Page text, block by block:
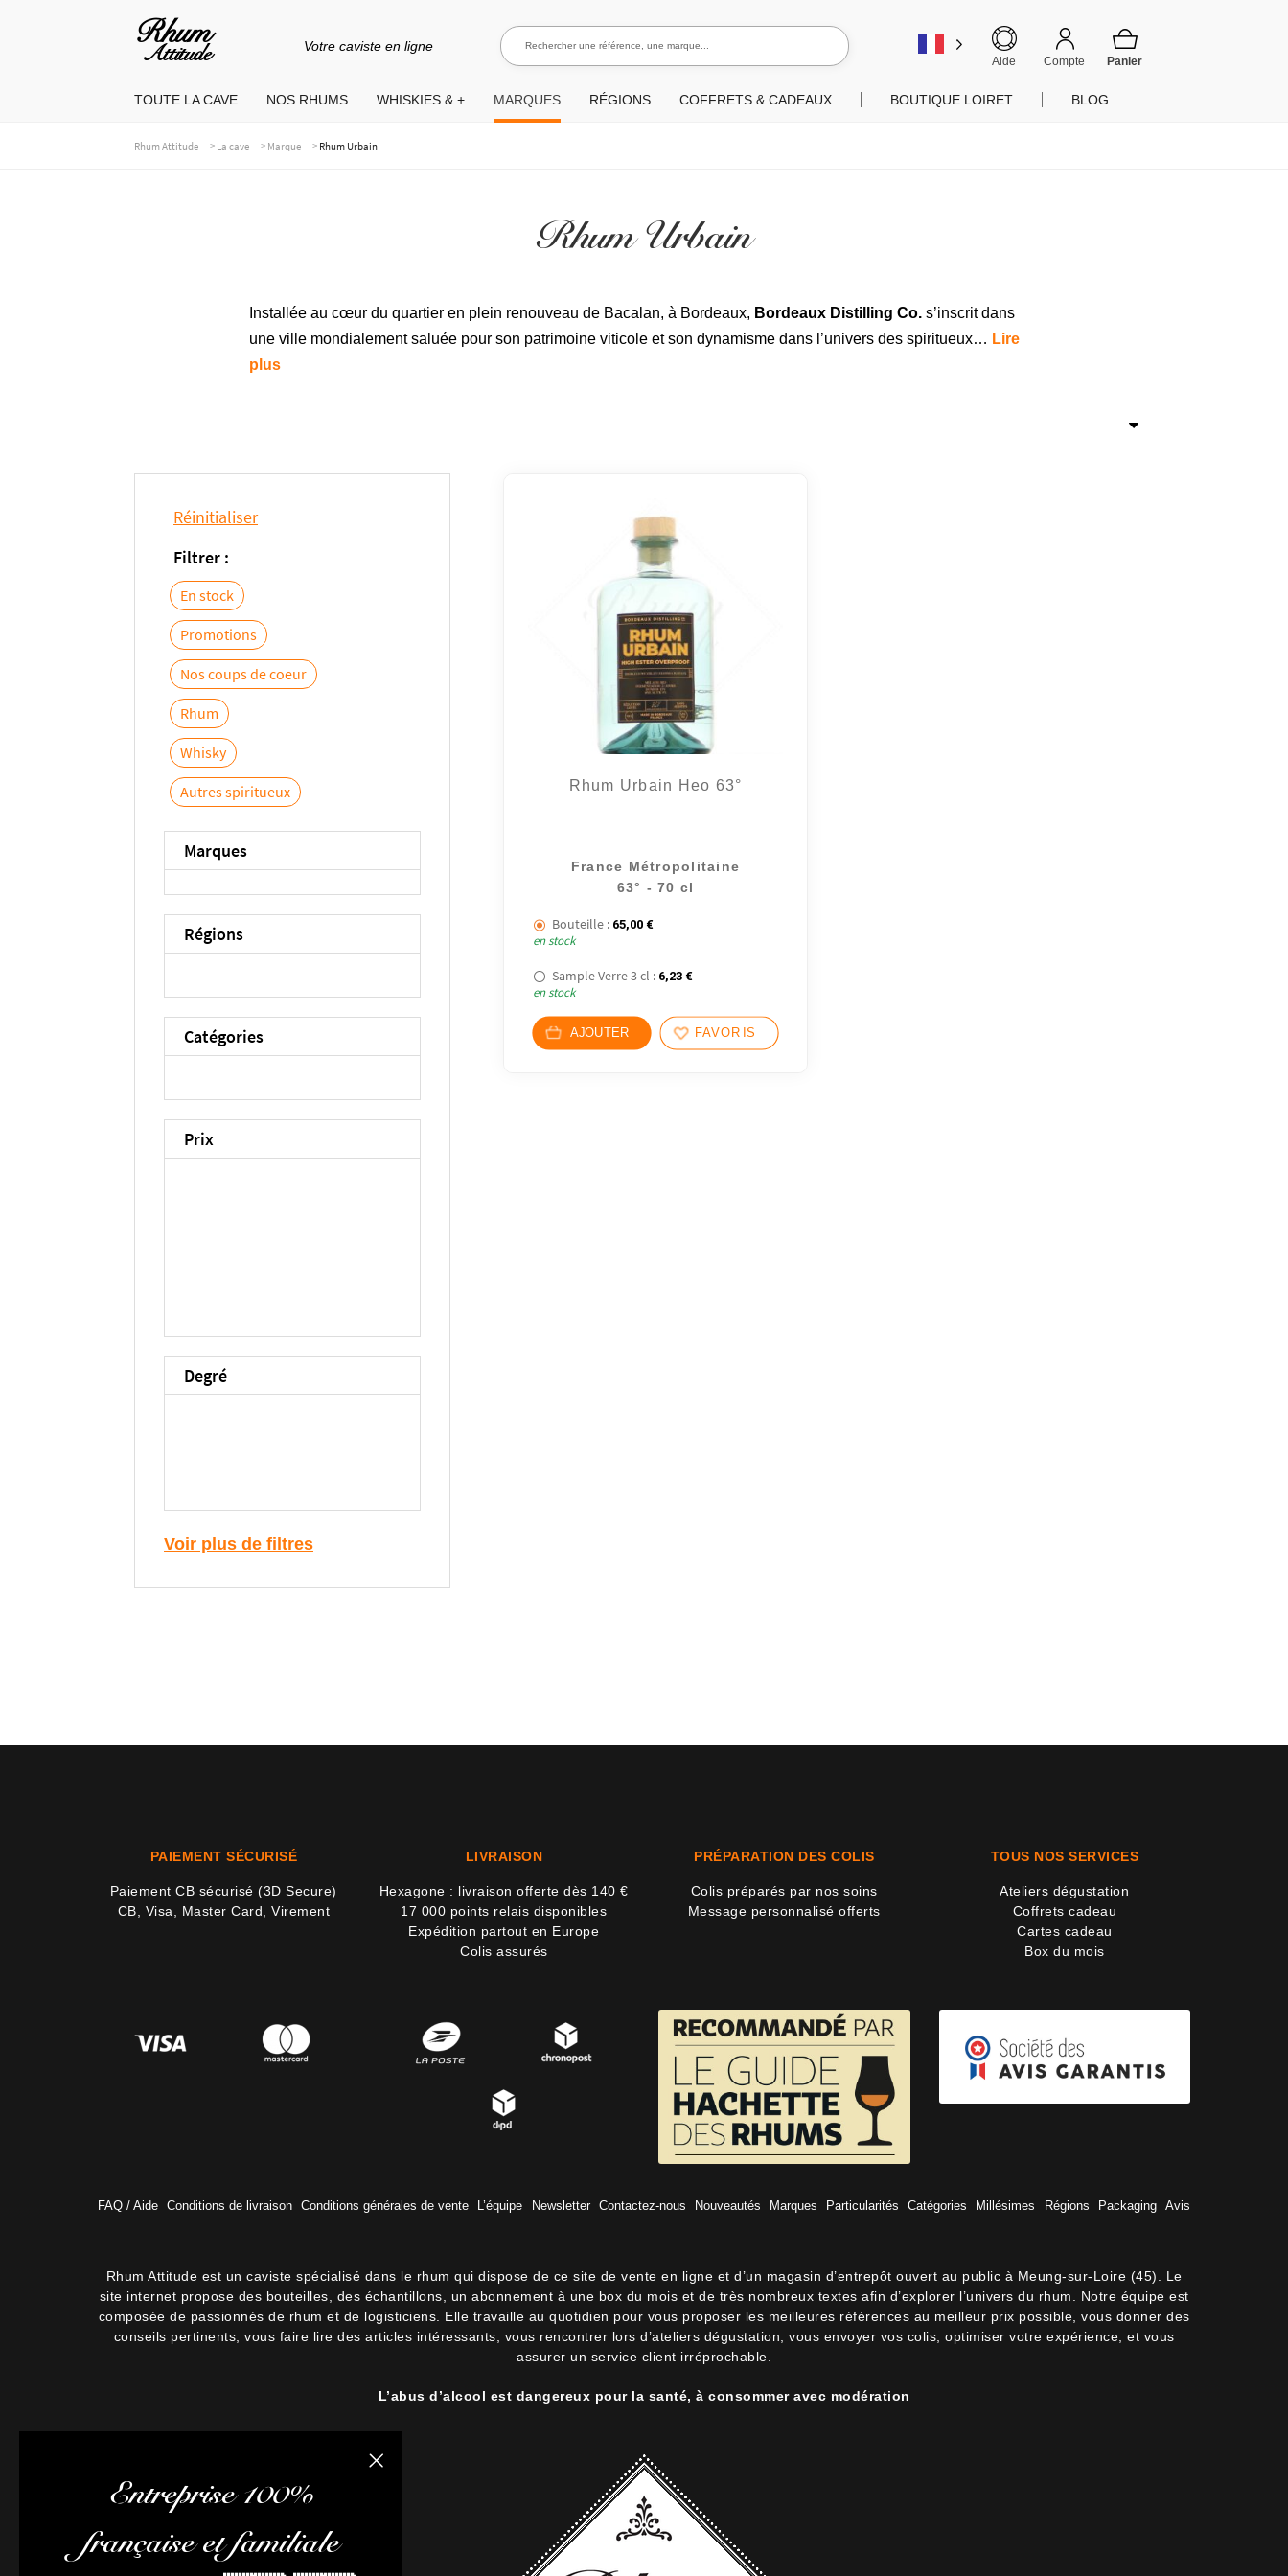
Aller
la
Aller
contenu
Votre caviste en ligne
Aide Compte
Rechercher une référence, une marque...
Rechercher
TOUTE LA CAVE NOS RHUMS WHISKIES & + MARQUES RÉGIONS COFFRETS & CADEAUX BOUTIQUE LOIRET BLOG
Rhum Attitude > La cave > Marque > Rhum Urbain
Rhum Urbain
Installée au cœur du quartier en plein renouveau de Bacalan, à Bordeaux, Bordeaux Distilling Co. s’inscrit dans
une ville mondialement saluée pour son patrimoine viticole et son dynamisme dans l’univers des spiritueux… Lire
plus
Réinitialiser
Filtrer :
En stock
Promotions
Nos coups de coeur
Rhum
Whisky
Autres spiritueux
Marques
Régions
Catégories
Prix
Degré
Voir plus de filtres
Rhum Urbain Heo 63°
France Métropolitaine
63° - 70 cl
Bouteille : 65,00 €
en stock
Sample Verre 3 cl : 6,23 €
en stock
AJOUTER FAVORIS
Fermer la boite
Entreprise 100%
française et familiale
PAIEMENT SÉCURISÉ
Paiement CB sécurisé (3D Secure)
CB, Visa, Master Card, Virement
LIVRAISON
Hexagone : livraison offerte dès 140 €
17 000 points relais disponibles
Expédition partout en Europe
Colis assurés
PRÉPARATION DES COLIS
Colis préparés par nos soins
Message personnalisé offerts
TOUS NOS SERVICES
Ateliers dégustation
Coffrets cadeau
Cartes cadeau
Box du mois
FAQ / Aide Conditions de livraison Conditions générales de vente L’équipe Newsletter Contactez-nous Nouveautés Marques Particularités Catégories Millésimes Régions Packaging Avis
Rhum Attitude est un caviste spécialisé dans le rhum qui dispose de ce site de vente en ligne et d’un magasin d’entrepôt ouvert au public à Meung-sur-Loire (45). Le
site internet propose des bouteilles, des échantillons, un abonnement à une box du mois et de très nombreux textes afin d’explorer l’univers du rhum. Notre équipe est
composée de passionnés de rhum et de logisticiens. Elle travaille au quotidien pour vous proposer les meilleures références au meilleur prix possible, vous donner des
conseils pertinents, vous faire lire des articles intéressants, vous rencontrer lors d’ateliers dégustation, vous envoyer vos colis, optimiser votre expérience, et vous
assurer un service client irréprochable.
L’abus d’alcool est dangereux pour la santé, à consommer avec modération